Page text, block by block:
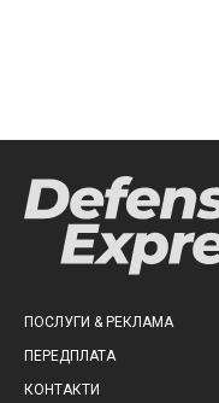
ПОСЛУГИ & РЕКЛАМА
ПЕРЕДПЛАТА
КОНТАКТИ